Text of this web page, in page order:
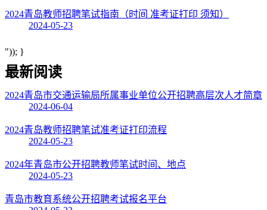
2024青岛教师招聘笔试指南（时间 准考证打印 须知）
2024-05-23
")); }
最新阅读
2024青岛市交通运输局所属事业单位公开招聘高层次人才简章
2024-06-04
2024青岛教师招聘笔试准考证打印流程
2024-05-23
2024年青岛市公开招聘教师笔试时间、地点
2024-05-23
青岛市教育系统公开招聘考试报名平台